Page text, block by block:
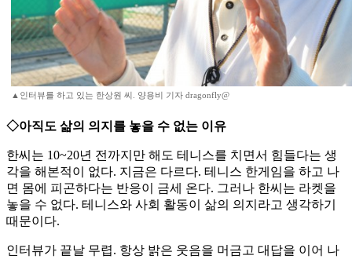
▲인터뷰를 하고 있는 한상원 씨. 양용비 기자 dragonfly@
◇아직도 삶의 의지를 놓을 수 없는 이유
한씨는 10~20년 전까지만 해도 테니스를 치면서 힘들다는 생
각을 해본적이 없다. 지금은 다르다. 테니스 한게임을 하고 나
면 몸에 피곤하다는 반응이 금세 온다. 그러나 한씨는 라켓을
놓을 수 없다. 테니스와 사회 활동이 삶의 의지라고 생각하기
때문이다.
인터뷰가 끝날 무렵. 항상 밝은 웃음을 머금고 대답을 이어 나